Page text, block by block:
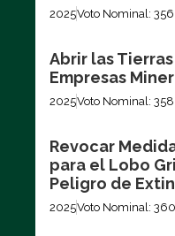
2025Voto Nominal: 356
Abrir las
Empresas
2025Voto Nominal: 358
Revocar
para el Lobo
Peligro de
2025Voto Nominal: 360